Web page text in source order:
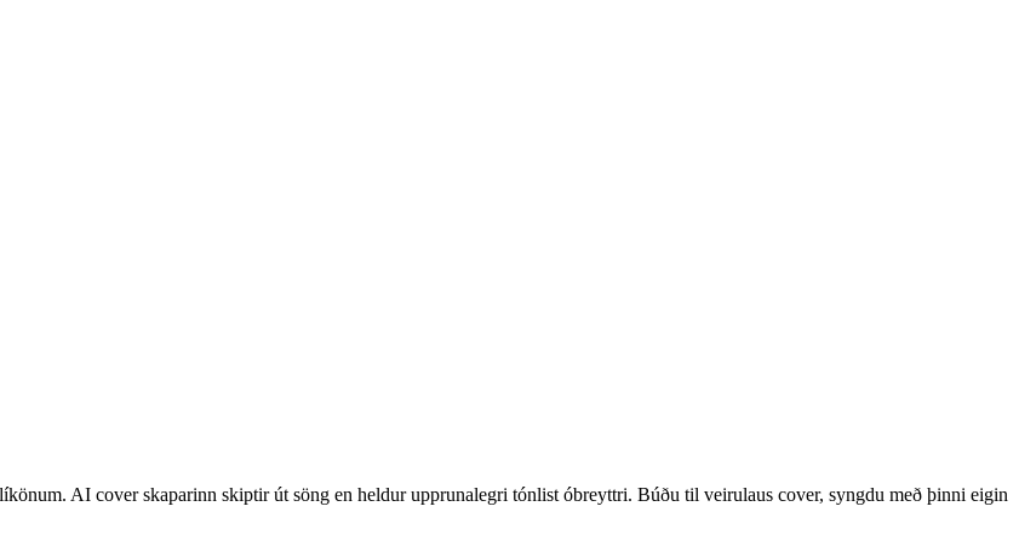
AI cover skaparinn skiptir út söng en heldur upprunalegri tónlist óbreyttri. Búðu til veirulaus cover, syngdu með þinni eigin